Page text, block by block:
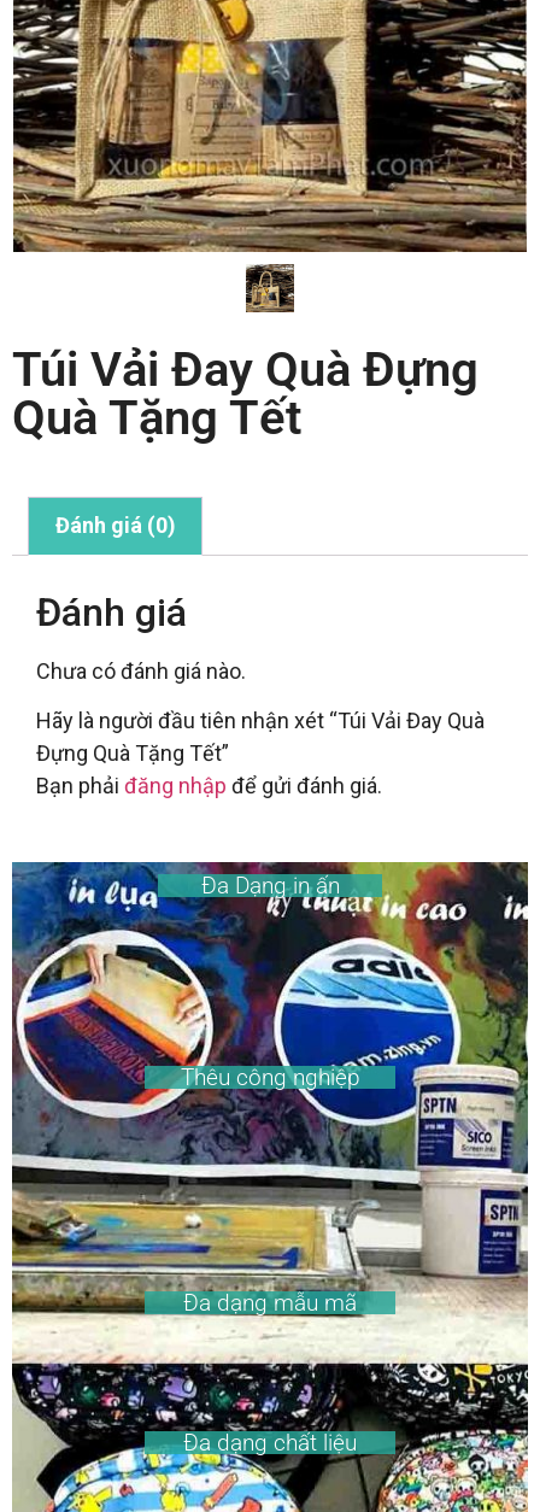
Túi Vải Đay Quà Đựng
Quà Tặng Tết
Đánh giá (0)
Đánh giá
Chưa có đánh giá nào.
Hãy là người đầu tiên nhận xét “Túi Vải Đay Quà
Đựng Quà Tặng Tết”
Bạn phải đăng nhập để gửi đánh giá.
Đa Dạng in ấn
Thêu công nghiệp
Đa dạng mẫu mã
Đa dạng chất liệu